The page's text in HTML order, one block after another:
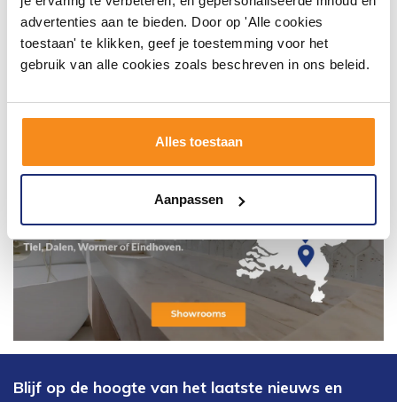
advertenties aan te bieden. Door op 'Alle cookies
toestaan' te klikken, geef je toestemming voor het
gebruik van alle cookies zoals beschreven in ons beleid.
Alles toestaan
Aanpassen
Blijf op de hoogte van het laatste nieuws en